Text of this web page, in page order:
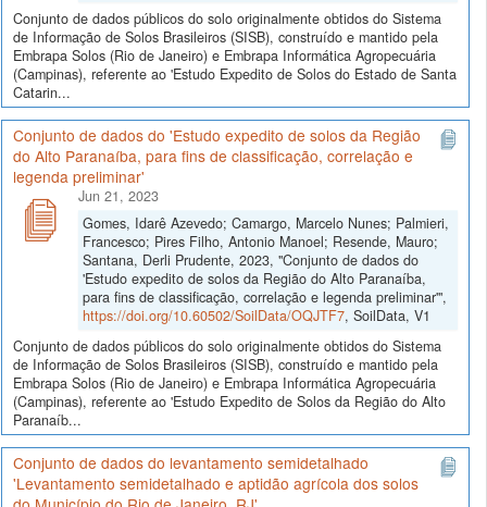
Conjunto de dados públicos do solo originalmente obtidos do Sistema
de Informação de Solos Brasileiros (SISB), construído e mantido pela
Embrapa Solos (Rio de Janeiro) e Embrapa Informática Agropecuária
(Campinas), referente ao 'Estudo Expedito de Solos do Estado de Santa
Catarin...
Conjunto de dados do 'Estudo expedito de solos da Região
do Alto Paranaíba, para fins de classificação, correlação e
legenda preliminar'
Jun 21, 2023
Gomes, Idarê Azevedo; Camargo, Marcelo Nunes; Palmieri,
Francesco; Pires Filho, Antonio Manoel; Resende, Mauro;
Santana, Derli Prudente, 2023, "Conjunto de dados do
'Estudo expedito de solos da Região do Alto Paranaíba,
para fins de classificação, correlação e legenda preliminar'",
https://doi.org/10.60502/SoilData/OQJTF7, SoilData, V1
Conjunto de dados públicos do solo originalmente obtidos do Sistema
de Informação de Solos Brasileiros (SISB), construído e mantido pela
Embrapa Solos (Rio de Janeiro) e Embrapa Informática Agropecuária
(Campinas), referente ao 'Estudo Expedito de Solos da Região do Alto
Paranaíb...
Conjunto de dados do levantamento semidetalhado
'Levantamento semidetalhado e aptidão agrícola dos solos